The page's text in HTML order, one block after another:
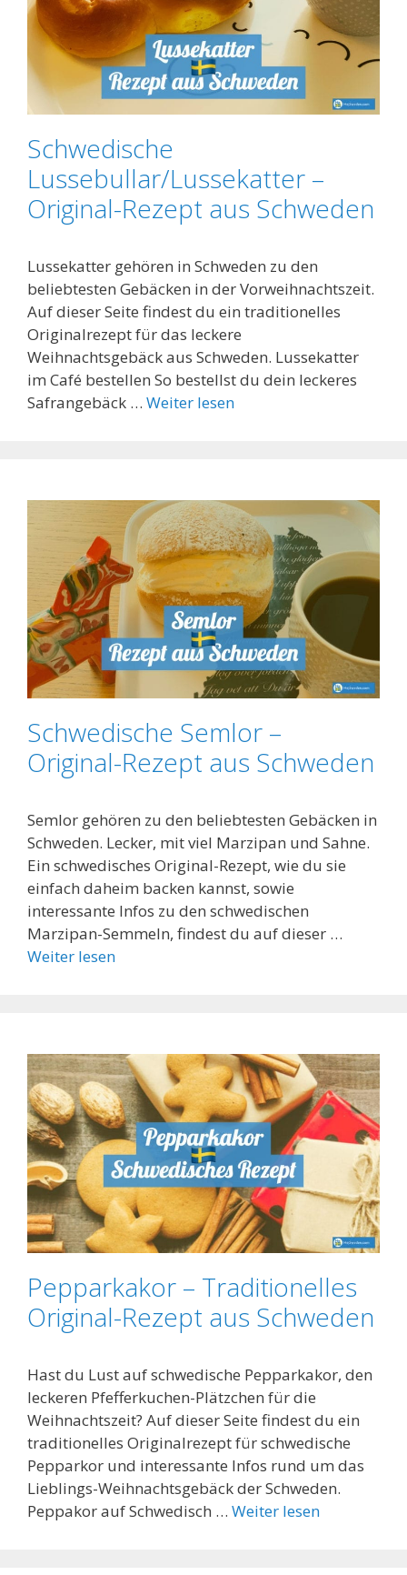
Schwedische
Lussebullar/Lussekatter –
Original-Rezept aus Schweden
Lussekatter gehören in Schweden zu den
beliebtesten Gebäcken in der Vorweihnachtszeit.
Auf dieser Seite findest du ein traditionelles
Originalrezept für das leckere
Weihnachtsgebäck aus Schweden. Lussekatter
im Café bestellen So bestellst du dein leckeres
Safrangebäck … Weiter lesen
Schwedische Semlor –
Original-Rezept aus Schweden
Semlor gehören zu den beliebtesten Gebäcken in
Schweden. Lecker, mit viel Marzipan und Sahne.
Ein schwedisches Original-Rezept, wie du sie
einfach daheim backen kannst, sowie
interessante Infos zu den schwedischen
Marzipan-Semmeln, findest du auf dieser …
Weiter lesen
Pepparkakor – Traditionelles
Original-Rezept aus Schweden
Hast du Lust auf schwedische Pepparkakor, den
leckeren Pfefferkuchen-Plätzchen für die
Weihnachtszeit? Auf dieser Seite findest du ein
traditionelles Originalrezept für schwedische
Pepparkor und interessante Infos rund um das
Lieblings-Weihnachtsgebäck der Schweden.
Peppakor auf Schwedisch … Weiter lesen